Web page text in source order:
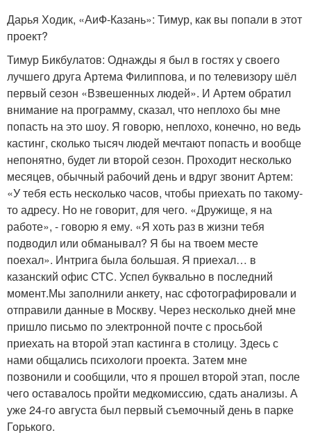
Дарья Ходик, «АиФ-Казань»: Тимур, как вы попали в этот
проект?
Тимур Бикбулатов: Однажды я был в гостях у своего
лучшего друга Артема Филиппова, и по телевизору шёл
первый сезон «Взвешенных людей». И Артем обратил
внимание на программу, сказал, что неплохо бы мне
попасть на это шоу. Я говорю, неплохо, конечно, но ведь
кастинг, сколько тысяч людей мечтают попасть и вообще
непонятно, будет ли второй сезон. Проходит несколько
месяцев, обычный рабочий день и вдруг звонит Артем:
«У тебя есть несколько часов, чтобы приехать по такому-
то адресу. Но не говорит, для чего. «Дружище, я на
работе», - говорю я ему. «Я хоть раз в жизни тебя
подводил или обманывал? Я бы на твоем месте
поехал». Интрига была большая. Я приехал… в
казанский офис СТС. Успел буквально в последний
момент.Мы заполнили анкету, нас сфотографировали и
отправили данные в Москву. Через несколько дней мне
пришло письмо по электронной почте с просьбой
приехать на второй этап кастинга в столицу. Здесь с
нами общались психологи проекта. Затем мне
позвонили и сообщили, что я прошел второй этап, после
чего оставалось пройти медкомиссию, сдать анализы. А
уже 24-го августа был первый съемочный день в парке
Горького.